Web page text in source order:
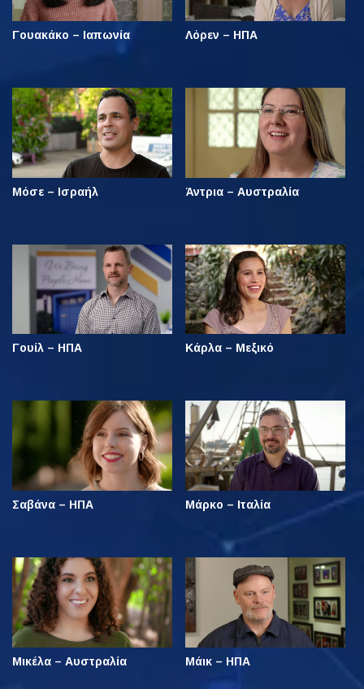
Γουακάκο – Ιαπωνία Λόρεν – ΗΠΑ
Μόσε – Ισραήλ Άντρια – Αυστραλία
Γουίλ – ΗΠΑ Κάρλα – Μεξικό
Σαβάνα – ΗΠΑ Μάρκο – Ιταλία
Μικέλα – Αυστραλία Μάικ – ΗΠΑ